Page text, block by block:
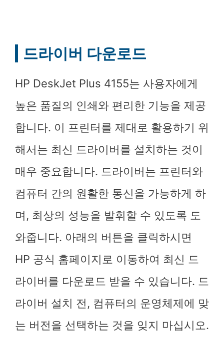
드라이버 다운로드
HP DeskJet Plus 4155는 사용자에게
높은 품질의 인쇄와 편리한 기능을 제공
합니다. 이 프린터를 제대로 활용하기 위
해서는 최신 드라이버를 설치하는 것이
매우 중요합니다. 드라이버는 프린터와
컴퓨터 간의 원활한 통신을 가능하게 하
며, 최상의 성능을 발휘할 수 있도록 도
와줍니다. 아래의 버튼을 클릭하시면
HP 공식 홈페이지로 이동하여 최신 드
라이버를 다운로드 받을 수 있습니다. 드
라이버 설치 전, 컴퓨터의 운영체제에 맞
는 버전을 선택하는 것을 잊지 마십시오.